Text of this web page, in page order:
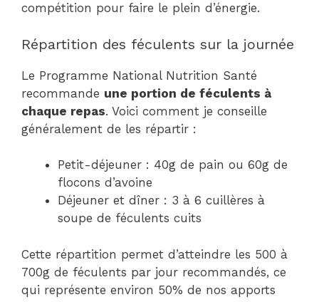
compétition pour faire le plein d’énergie.
Répartition des féculents sur la journée
Le Programme National Nutrition Santé
recommande une portion de féculents à
chaque repas. Voici comment je conseille
généralement de les répartir :
Petit-déjeuner : 40g de pain ou 60g de
flocons d’avoine
Déjeuner et dîner : 3 à 6 cuillères à
soupe de féculents cuits
Cette répartition permet d’atteindre les 500 à
700g de féculents par jour recommandés, ce
qui représente environ 50% de nos apports